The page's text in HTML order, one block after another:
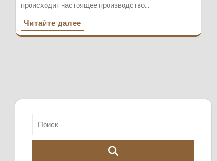
происходит настоящее производство…
Читайте далее